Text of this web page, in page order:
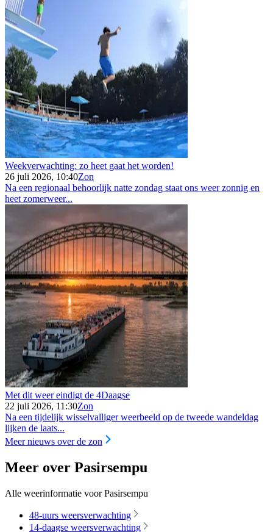
Weekverwachting: zo heet gaat het worden!
26 juli 2026, 10:40Zon
Na een regionaal behoorlijk natte zondag staat ons weer zonnig en
heet zomerweer...
Met dit weer eindigt de 4Daagse
22 juli 2026, 11:30Zon
Na een tijdelijk wisselvalliger weerbeeld op de tweede wandeldag
lijken de laats...
Meer nieuws over de zon
Meer over Pasirsempu
Alle weerinformatie voor Pasirsempu
48-uurs weersverwachting
14-daagse weersverwachting